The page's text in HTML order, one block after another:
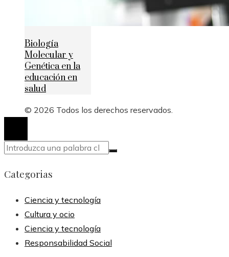
Biología
Molecular y
Genética en la
educación en
salud
© 2026 Todos los derechos reservados.
Categorias
Ciencia y tecnología
Cultura y ocio
Ciencia y tecnología
Responsabilidad Social